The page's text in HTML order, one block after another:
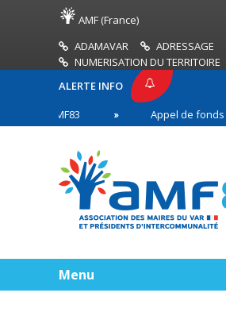
AMF (France)
ADAMAVAR
ADRESSAGE
NUMERISATION DU TERRITOIRE
ALERTE INFO
Appel de fonds
première ligne
Menu